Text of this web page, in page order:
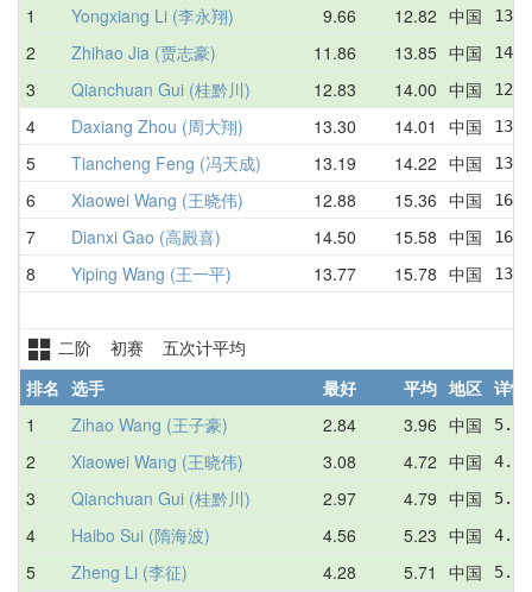
1 Yongxiang Li (李永翔) 9.66 12.82 中国
2 Zhihao Jia (贾志豪) 11.86 13.85 中国
3 Qianchuan Gui (桂黔川) 12.83 14.00 中国
4 Daxiang Zhou (周大翔) 13.30 14.01 中国
5 Tiancheng Feng (冯天成) 13.19 14.22 中国
6 Xiaowei Wang (王晓伟) 12.88 15.36 中国
7 Dianxi Gao (高殿喜) 14.50 15.58 中国
8 Yiping Wang (王一平) 13.77 15.78 中国
二阶 初赛 五次计平均
排名 选手 最好 平均 地区 详情
1
Zihao Wang (王子豪) 2.84 3.96 中国
2 Xiaowei Wang (王晓伟) 3.08 4.72 中国
3 Qianchuan Gui (桂黔川) 2.97 4.79 中国
4 Haibo Sui (隋海波) 4.56 5.23 中国
5 Zheng Li (李征) 4.28 5.71 中国